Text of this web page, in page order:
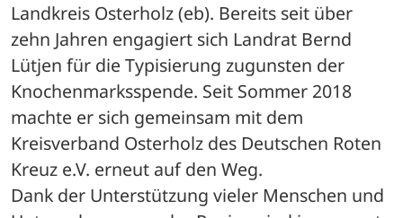
Landkreis Osterholz (eb). Bereits seit über
zehn Jahren engagiert sich Landrat Bernd
Lütjen für die Typisierung zugunsten der
Knochenmarksspende. Seit Sommer 2018
machte er sich gemeinsam mit dem
Kreisverband Osterholz des Deutschen Roten
Kreuz e.V. erneut auf den Weg.
Dank der Unterstützung vieler Menschen und